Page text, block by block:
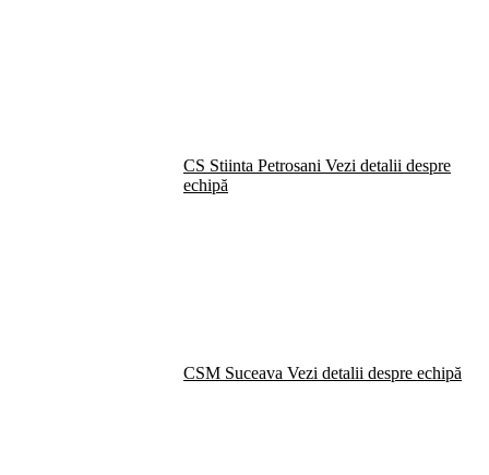
CS Stiinta Petrosani Vezi detalii despre
echipă
CSM Suceava Vezi detalii despre echipă